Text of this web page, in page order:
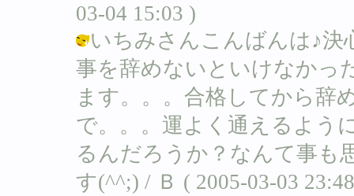
03-04 15:03 )
いちみさんこんばんは♪決
事を辞めないといけなかっ
ます。。。合格してから辞
で。。。運よく通えるよう
るんだろうか？なんて事も
す(^^;) / Ｂ ( 2005-03-03